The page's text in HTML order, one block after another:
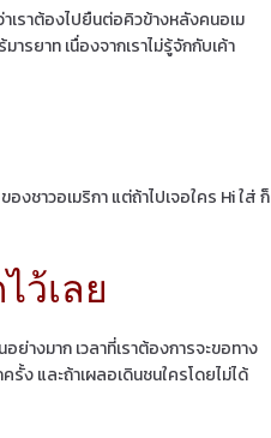
เราต้องไปยืนต่อคิวข้างหลังคนอเม
ารยาท เนื่องจากเราไม่รู้จักกับเค้า
งชาวอเมริกา แต่ถ้าไปเจอใคร Hi ใส่ ก็
ว้เลย
างมาก เวลาที่เราต้องการจะขอทาง
ง และถ้าเผลอเดินชนใครโดยไม่ได้